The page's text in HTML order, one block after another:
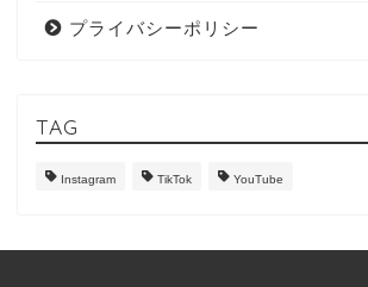
プライバシーポリシー
TAG
Instagram TikTok YouTube